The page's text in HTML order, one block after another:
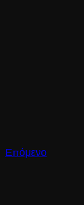
Επόμενο